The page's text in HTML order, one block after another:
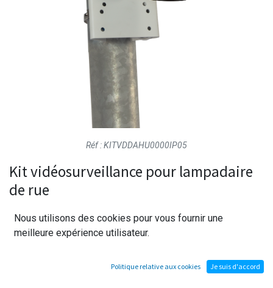
Réf : KITVDDAHU0000IP05
Kit vidéosurveillance pour lampadaire
de rue
Le système de vidéo surveillance est constitué des
éléments suivants :
- Un kit de montage pour poteau rond
Nous utilisons des cookies pour vous fournir une
meilleure expérience utilisateur.
Politique relative aux cookies Je suis d'accord